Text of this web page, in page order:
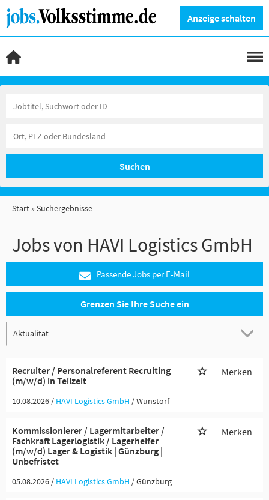
Anzeige schalten
Suchen
Start Suchergebnisse
Jobs von HAVI Logistics GmbH
Passende Jobs per E-Mail
Grenzen Sie Ihre Suche ein
Recruiter / Personalreferent Recruiting
(m/w/d) in Teilzeit
Merken
10.08.2026 / HAVI Logistics GmbH / Wunstorf
Kommissionierer / Lagermitarbeiter /
Fachkraft Lagerlogistik / Lagerhelfer
(m/w/d) Lager & Logistik | Günzburg |
Unbefristet
Merken
05.08.2026 / HAVI Logistics GmbH / Günzburg